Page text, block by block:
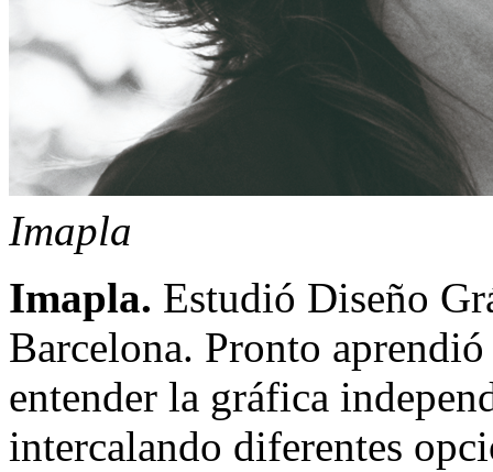
Imapla
Imapla. Estudió Diseño
Barcelona. Pronto
entender la gráfica
intercalando diferentes